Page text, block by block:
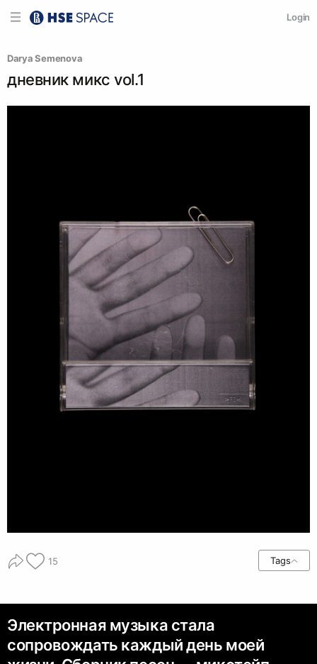
Login
Darya Semenova
дневник микс vol.1
15 Tags
Электронная музыка стала
сопровождать каждый день моей